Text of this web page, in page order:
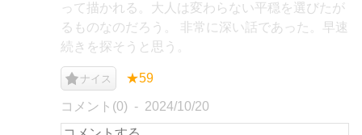
って描かれる。大人は変わらない平穏を選びたが
るものなのだろう。 非常に深い話であった。早速
続きを探そうと思う。
ナイス ★59
コメント(0) 2024/10/20